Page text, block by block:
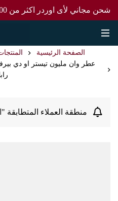
تفوت العرض
الصفحة الرئيسية المنتجات
رابان
منطقة العملاء المتطابقة